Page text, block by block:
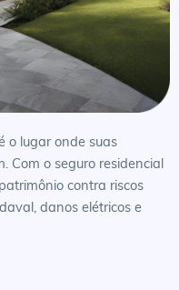
o lugar onde suas
Com o seguro residencial
contra riscos
danos elétricos e